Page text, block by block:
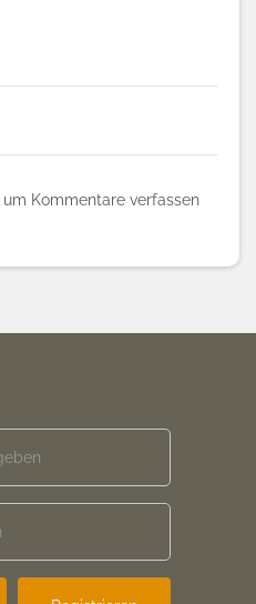
, um Kommentare verfassen